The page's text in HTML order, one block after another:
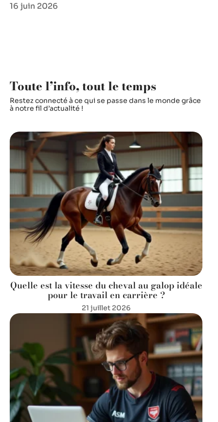
16 juin 2026
Toute l’info, tout le temps
Restez connecté à ce qui se passe dans le monde grâce
à notre fil d’actualité !
Quelle est la vitesse du cheval au galop idéale
pour le travail en carrière ?
21 juillet 2026